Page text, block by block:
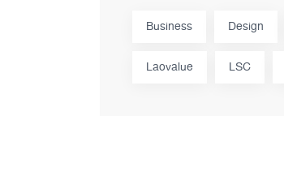
Business Design
Laovalue LSC